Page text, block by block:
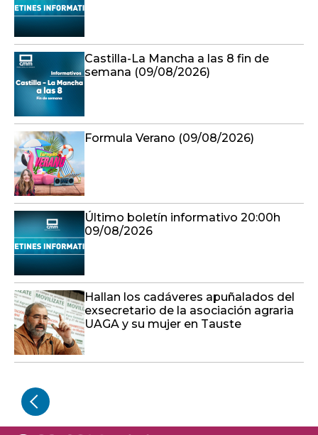
Castilla-La Mancha a las 8 fin de
semana (09/08/2026)
Formula Verano (09/08/2026)
Último boletín informativo 20:00h
09/08/2026
Hallan los cadáveres apuñalados del
exsecretario de la asociación agraria
UAGA y su mujer en Tauste